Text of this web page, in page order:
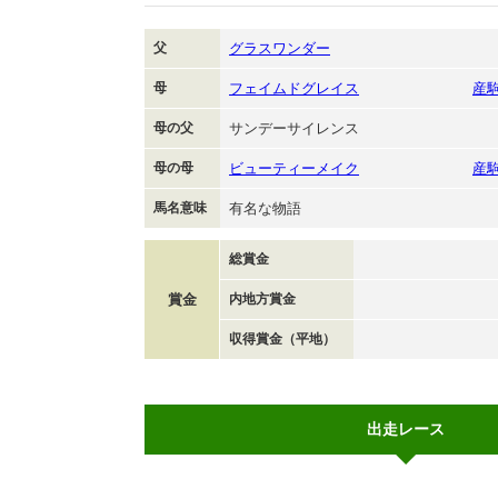
父 グラスワンダー
母 フェイムドグレイス 産
母の父 サンデーサイレンス
母の母 ビューティーメイク 産
馬名意味 有名な物語
賞金
総賞金
内地方賞金
収得賞金（平地）
出走レース